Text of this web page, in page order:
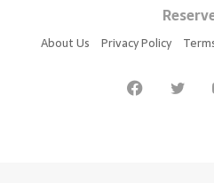
About Us Privacy Policy
Facebook